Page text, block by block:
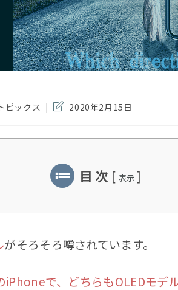
ピックス
投
最
変
更
日:
2020年2月15日
目 次 [ 表示 ]
がそろそろ噂されています。
で、どちらもOLEDモデ